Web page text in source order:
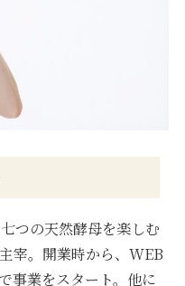
つの天然酵母を楽しむ
宰。開業時から、WEB
事業をスタート。他に